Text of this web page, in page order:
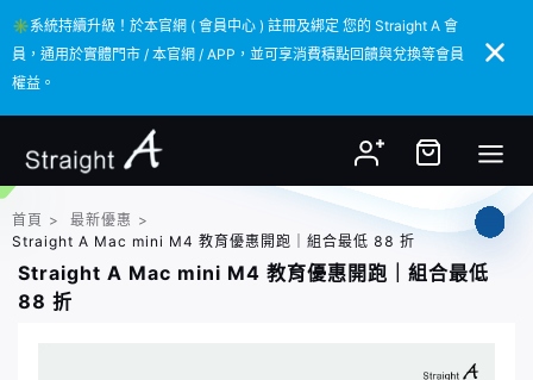
✳️系統持續升級！於本官網 ( 會員中心 ) 註冊及綁定 您的 Straight A 會
員，通用於實體門市 / 本官網 / APP，並可享消費積點回饋與兌換等會員
權益。
✳️系統持續升級！於本官網 ( 會員中心 ) 註冊及綁定 您的 Straight A 會
員，通用於實體門市 / 本官網 / APP，並可享消費積點回饋與兌換等會員
權益。
首頁 > 最新優惠 >
Straight A Mac mini M4 教育優惠開跑｜組合最低 88 折
Straight A Mac mini M4 教育優惠開跑｜組合最低
88 折